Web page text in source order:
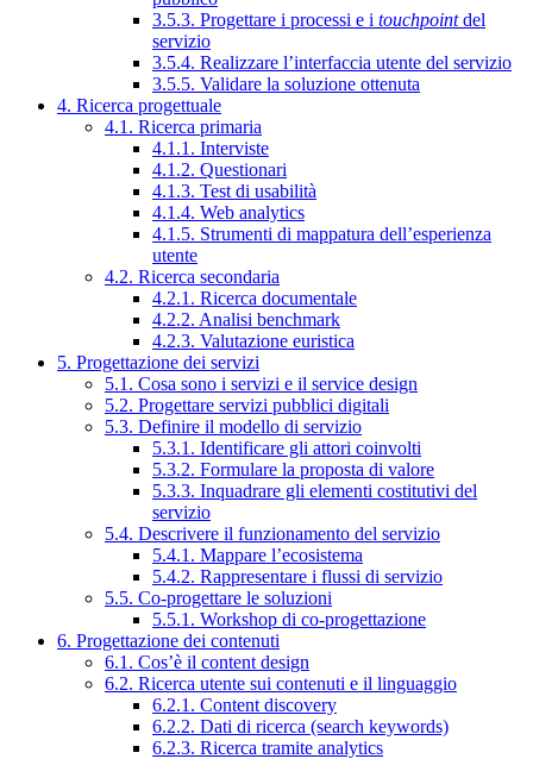
3.5.3. Progettare i processi e i touchpointdel
servizio
3.5.4. Realizzare l’interfaccia utente del servizio
3.5.5. Validare la soluzione ottenuta
4. Ricerca progettuale
4.1. Ricerca primaria
4.1.1. Interviste
4.1.2. Questionari
4.1.3. Test di usabilità
4.1.4. Web analytics
4.1.5. Strumenti di mappatura dell’esperienza
utente
4.2. Ricerca secondaria
4.2.1. Ricerca documentale
4.2.2. Analisi benchmark
4.2.3. Valutazione euristica
5. Progettazione dei servizi
5.1. Cosa sono i servizi e il service design
5.2. Progettare servizi pubblici digitali
5.3. Definire il modello di servizio
5.3.1. Identificare gli attori coinvolti
5.3.2. Formulare la proposta di valore
5.3.3. Inquadrare gli elementi costitutivi del
servizio
5.4. Descrivere il funzionamento del servizio
5.4.1. Mappare l’ecosistema
5.4.2. Rappresentare i flussi di servizio
5.5. Co-progettare le soluzioni
5.5.1. Workshop di co-progettazione
6. Progettazione dei contenuti
6.1. Cos’è il content design
6.2. Ricerca utente sui contenuti e il linguaggio
6.2.1. Content discovery
6.2.2. Dati di ricerca (search keywords)
6.2.3. Ricerca tramite analytics